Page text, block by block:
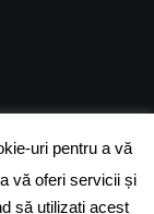
reserved.
COOKIES
uri pentru a vă
vă oferi servicii și
să utilizați acest